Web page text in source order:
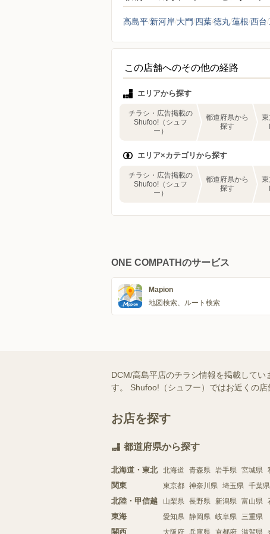
高島平 新河岸 大門 四葉徳丸蓮根 西台
この店舗へのその他の経路
エリアから探す
チラシ・広告掲載の
Shufoo!（シュフ
ー）
都道府県から
探す
東
エリア×カテゴリから探す
チラシ・広告掲載の
Shufoo!（シュフ
ー）
都道府県から
探す
東
ONE COMPATHのサービス
Mapion
地図検索、ルート検索
DCM/高島平店のチラシ情報を掲載して
す。 Shufoo!（シュフー）ではお近くの
お店を探す
都道府県から探す
北海道・東北 北海道 青森県 岩手県 宮城県
関東 東京都 神奈川県 埼玉県 千葉県
北陸・甲信越 山梨県 長野県 新潟県 富山県
東海 愛知県 静岡県 岐阜県 三重県
関西 大阪府 兵庫県 京都府 滋賀県